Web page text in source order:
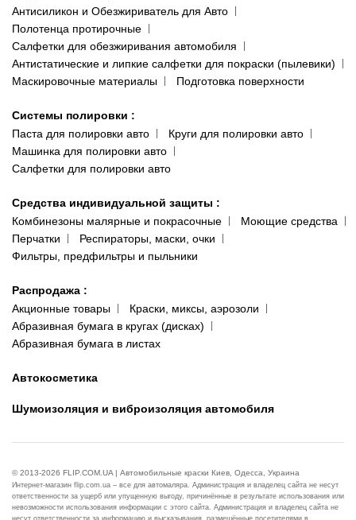
Антисиликон и Обезжириватель для Авто
Полотенца протирочные
Салфетки для обезжиривания автомобиля
Антистатические и липкие салфетки для покраски (пылевики)
Маскировочные материалы
Подготовка поверхности
Системы полировки :
Паста для полировки авто
Круги для полировки авто
Машинка для полировки авто
Салфетки для полировки авто
Средства индивидуальной защиты :
Комбинезоны малярные и покрасочные
Моющие средства
Перчатки
Респираторы, маски, очки
Фильтры, предфильтры и пыльники
Распродажа :
Акционные товары
Краски, миксы, аэрозоли
Абразивная бумага в кругах (дисках)
Абразивная бумага в листах
Автокосметика
Шумоизоляция и виброизоляция автомобиля
© 2013-2026 FLIP.COM.UA | Автомобильные краски Киев, Одесса, Украина
Интернет-магазин flip.com.ua – все для автомаляра. Администрация и владелец сайта не несут
ответственности за ущерб или упущенную выгоду, причинённые в результате использования или
невозможности использования информации с этого сайта. Администрация и владелец сайта не
несут ответственности за информацию и высказывания, размещённые посетителями в